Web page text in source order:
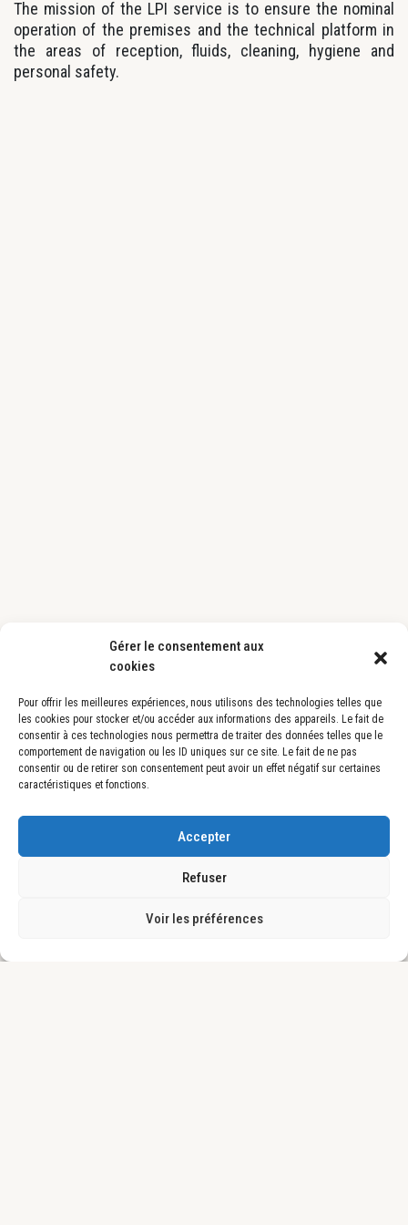
Gérer le consentement aux
cookies
Pour offrir les meilleures expériences, nous utilisons des technologies telles que
les cookies pour stocker et/ou accéder aux informations des appareils. Le fait de
consentir à ces technologies nous permettra de traiter des données telles que le
comportement de navigation ou les ID uniques sur ce site. Le fait de ne pas
consentir ou de retirer son consentement peut avoir un effet négatif sur certaines
caractéristiques et fonctions.
Accepter
Refuser
Voir les préférences
The mission of the LPI service is to ensure the nominal
operation of the premises and the technical platform in
the areas of reception, fluids, cleaning, hygiene and
personal safety.